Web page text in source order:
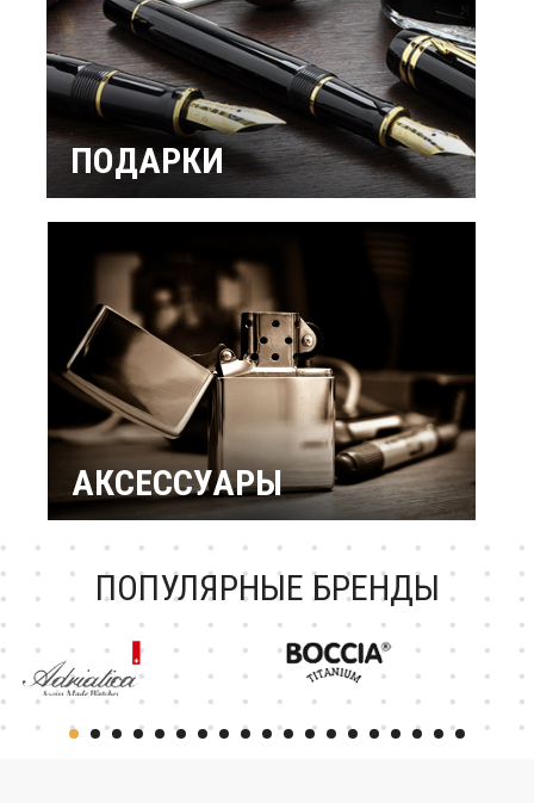
ПОДАРКИ
Повод / Событие
Зодиака
Подарок ребенку
Подарки по
профессиям и
увлечениям
Подарочный
сертификат
АКСЕССУАРЫ
ПОПУЛЯРНЫЕ БРЕНДЫ